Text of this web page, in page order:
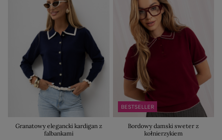
Granatowy elegancki kardigan z
falbankami
BESTSELLER
Bordowy damski sweter z
kołnierzykiem